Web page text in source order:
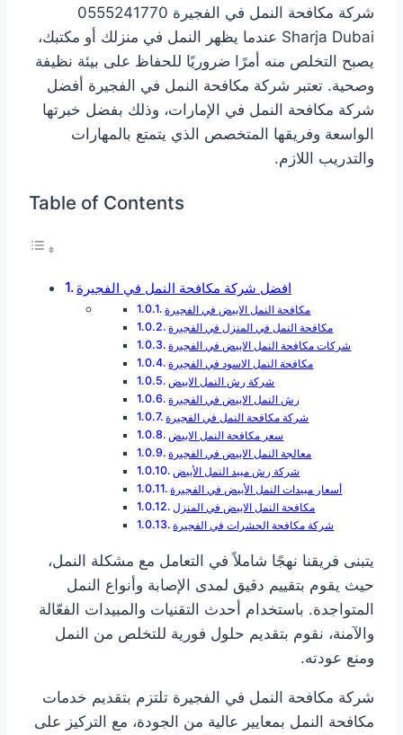
شركة مكافحة النمل في الفجيرة 0555241770
Sharja Dubai عندما يظهر النمل في منزلك أو مكتبك،
يصبح التخلص منه أمرًا ضروريًا للحفاظ على بيئة نظيفة
وصحية. تعتبر شركة مكافحة النمل في الفجيرة أفضل
شركة مكافحة النمل في الإمارات، وذلك بفضل خبرتها
الواسعة وفريقها المتخصص الذي يتمتع بالمهارات
والتدريب اللازم.
Table of Contents
افضل شركة مكافحة النمل في الفجيرة
مكافحة النمل الابيض في الفجيرة
مكافحة النمل في المنزل في الفجيرة
شركات مكافحة النمل الابيض في الفجيرة
مكافحة النمل الاسود في الفجيرة
شركة رش النمل الابيض
رش النمل الابيض في الفجيرة
شركة مكافحة النمل في الفجيرة
سعر مكافحة النمل الابيض
معالجة النمل الابيض في الفجيرة
شركة رش مبيد النمل الأبيض
أسعار مبيدات النمل الأبيض في الفجيرة
مكافحة النمل الابيض في المنزل
شركة مكافحة الحشرات في الفجيرة
يتبنى فريقنا نهجًا شاملاً في التعامل مع مشكلة النمل،
حيث يقوم بتقييم دقيق لمدى الإصابة وأنواع النمل
المتواجدة. باستخدام أحدث التقنيات والمبيدات الفعّالة
والآمنة، نقوم بتقديم حلول فورية للتخلص من النمل
ومنع عودته.
شركة مكافحة النمل في الفجيرة تلتزم بتقديم خدمات
مكافحة النمل بمعايير عالية من الجودة، مع التركيز على